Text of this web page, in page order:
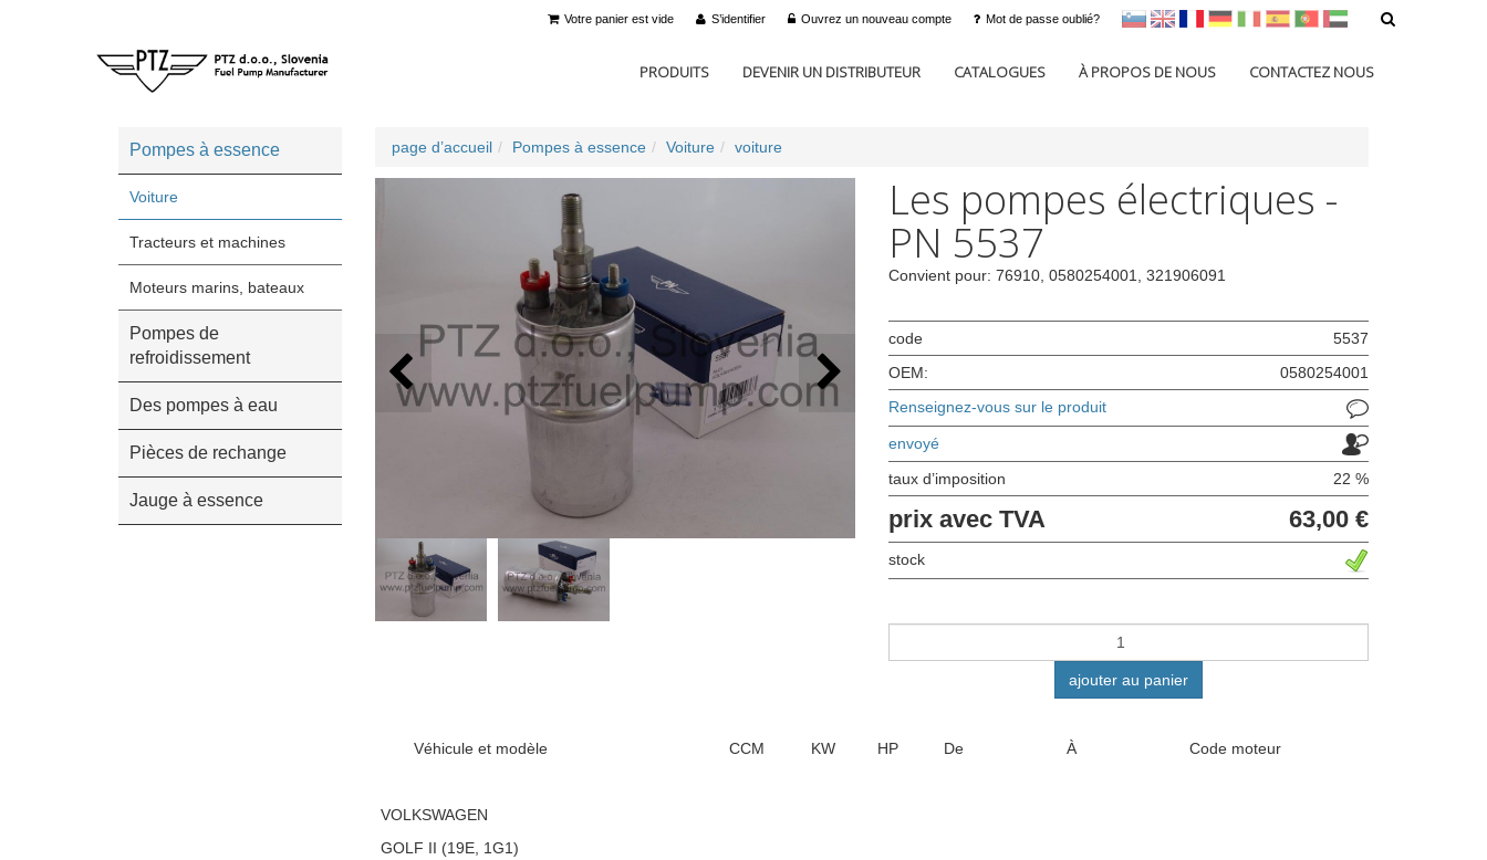
sl en francoščina
Nemščina
Italijanščina
Španščina
PortugalArabščina
S’identifier Ouvrez un nouveau compte Mot de passe oublié?
Votre panier est vide
PRODUITS DEVENIR UN DISTRIBUTEUR CATALOGUES À PROPOS DE NOUS CONTACTEZ NOUS
Pompes à essence
Voiture
Tracteurs et machines
Moteurs marins, bateaux
Pompes de
refroidissement
Des pompes à eau
Pièces de rechange
Jauge à essence
page d’accueil Pompes à essence Voiture voiture
Les pompes électriques -
PN 5537
Convient pour: 76910, 0580254001, 321906091
code
5537
OEM:
0580254001
Renseignez-vous sur le produit
envoyé
taux d’imposition 22 %
prix avec TVA 63,00 €
stock
ajouter au panier
Véhicule et modèle CCM KW HP De À Code moteur
VOLKSWAGEN
GOLF II (19E, 1G1)